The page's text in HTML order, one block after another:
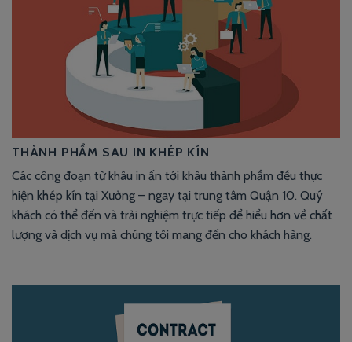
THÀNH PHẨM SAU IN KHÉP KÍN
Các công đoạn từ khâu in ấn tới khâu thành phẩm đều thực
hiện khép kín tại Xưởng – ngay tại trung tâm Quận 10. Quý
khách có thể đến và trải nghiệm trực tiếp để hiểu hơn về chất
lượng và dịch vụ mà chúng tôi mang đến cho khách hàng.